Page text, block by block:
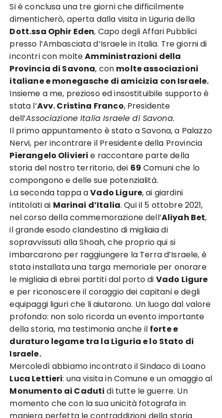
Si è conclusa una tre giorni che difficilmente
dimenticherò, aperta dalla visita in Liguria della
Dott.ssa Ophir Eden, Capo degli Affari Pubblici
presso l’Ambasciata d’Israele in Italia. Tre giorni di
incontri con molteAmministrazioni della
Provincia di Savona, con molte associazioni
italiane e monegasche di amicizia con Israele.
Insieme a me, prezioso ed insostituibile supporto è
stata l’Avv. Cristina Franco, Presidente
dell’Associazione Italia Israele di Savona.
Il primo appuntamento è stato a Savona, a Palazzo
Nervi, per incontrare il Presidente della Provincia
Pierangelo Olivieri e raccontare parte della
storia del nostro territorio, dei 69 Comuni che lo
compongono e delle sue potenzialità.
La seconda tappa aVado Ligure, ai giardini
intitolati ai Marinai d’Italia. Qui il 5 ottobre 2021,
nel corso della commemorazione dell’Aliyah Bet,
il grande esodo clandestino di migliaia di
sopravvissuti alla Shoah, che proprio qui si
imbarcarono per raggiungere la Terra d’Israele, è
stata installata una targa memoriale per onorare
le migliaia di ebrei partiti dal porto di Vado Ligure
e per riconoscere il coraggio dei capitani e degli
equipaggi liguri che li aiutarono. Un luogo dal valore
profondo: non solo ricorda un evento importante
della storia, ma testimonia anche il forte e
duraturo legame tra la Liguria e lo Stato di
Israele.
Mercoledì abbiamo incontrato il Sindaco di Loano
Luca Lettieri: una visita in Comune e un omaggio al
Monumento ai Caduti di tutte le guerre. Un
momento che con la sua unicità fotografa in
maniera perfetta le contraddizioni della storia